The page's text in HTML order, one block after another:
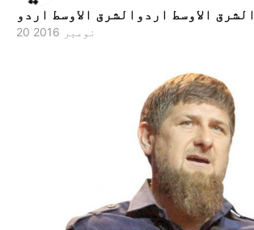
الشرق الاوسط اردوالشرق الاوسط اردو
20 نومبر 2016